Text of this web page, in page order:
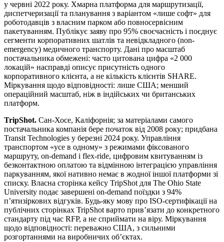
у червні 2022 року. Хмарна платформа для маршрутизації,
диспетчеризації та планування з варіантом «лише софт» для
роботодавців з власним парком або повносервісним
пакетуванням. Публікує заяву про 95% своєчасність і поєднує
сегменти корпоративних шатлів та невідкладного (non-
emergency) медичного транспорту. Дані про масштаб
постачальника обмежені: часто цитована цифра «2 000
локацій» насправді описує присутність одного
корпоративного клієнта, а не кількість клієнтів SHARE.
Міркування щодо відповідності: лише США; менший
операційний масштаб, ніж в індійських чи британських
платформ.
TripShot. Сан-Хосе, Каліфорнія; за матеріалами самого
постачальника компанія бере початок від 2008 року; придбана
Transit Technologies у березні 2024 року. Управління
транспортом «усе в одному» з режимами фіксованого
маршруту, on-demand і flex-ride, цифровим квитуванням із
безконтактною оплатою та відмінною інтеграцією управління
паркуванням, якої нативно немає в жодної іншої платформи зі
списку. Власна сторінка кейсу TripShot для The Ohio State
University подає завершені on-demand поїздки з 94%
п’ятизіркових відгуків. Будь-яку мову про ISO-сертифікації на
публічних сторінках TripShot варто прив’язати до конкретного
стандарту під час RFP, а не сприймати на віру. Міркування
щодо відповідності: переважно США, з сильними
розгортаннями на виробничих об’єктах.